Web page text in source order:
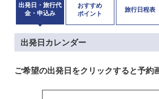
出発日・旅行代
金・申込み
おすすめ
ポイント
旅行日程表
出発日カレンダー
ご希望の出発日をクリックすると予約